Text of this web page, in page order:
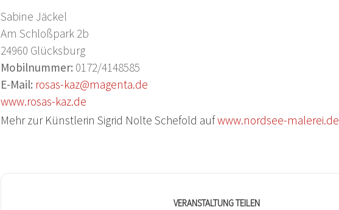
Sabine Jäckel
Am Schloßpark 2b
24960 Glücksburg
Mobilnummer: 0172/4148585
E-Mail: rosas-kaz@magenta.de
www.rosas-kaz.de
Mehr zur Künstlerin Sigrid Nolte Schefold aufwww.nordsee-malerei.de
VERANSTALTUNG TEILEN